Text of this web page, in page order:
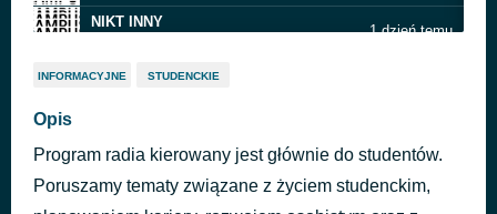
NIKT INNY
1 dzień temu
Champion Sound
Guerrilla Radio
Rage Against the Machine
INFORMACYJNE STUDENCKIE
Opis
Program radia kierowany jest głównie do studentów.
Poruszamy tematy związane z życiem studenckim,